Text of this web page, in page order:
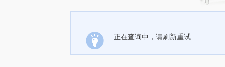
正在查询中，请刷新重试